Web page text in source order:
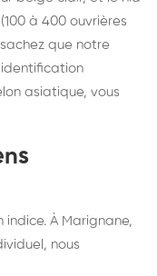
(100 à 400 ouvrières
que notre
asiatique, vous
indice. À Marignane,
nous